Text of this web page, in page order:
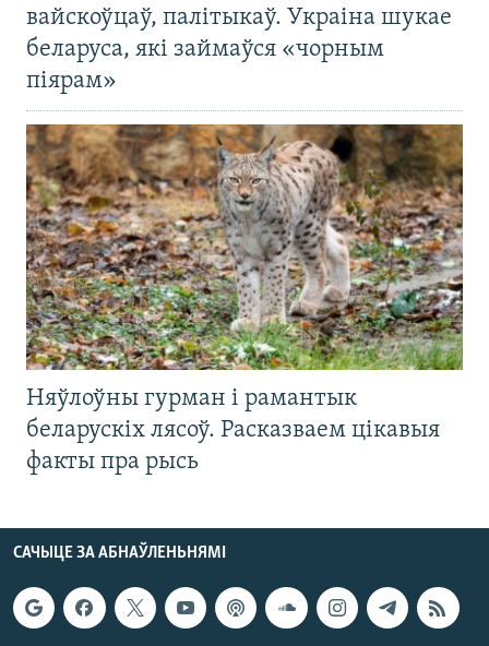
вайскоўцаў, палітыкаў. Украіна шукае
беларуса, які займаўся «чорным
піярам»
Няўлоўны гурман і рамантык
беларускіх лясоў. Расказваем цікавыя
факты пра рысь
САЧЫЦЕ ЗА АБНАЎЛЕНЬНЯМІ